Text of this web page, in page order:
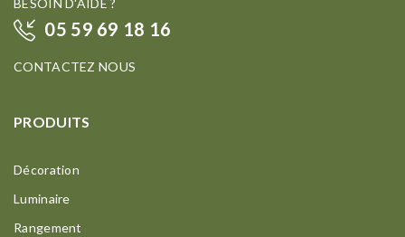
05 59 69 18 16
CONTACTEZ NOUS
PRODUITS
Décoration
Luminaire
Rangement